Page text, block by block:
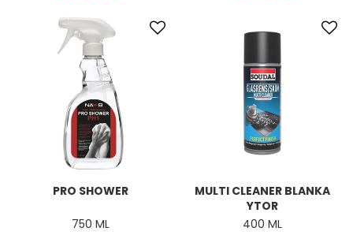
PRO SHOWER
750 ML
MULTI CLEANER BLANKA
YTOR
400 ML